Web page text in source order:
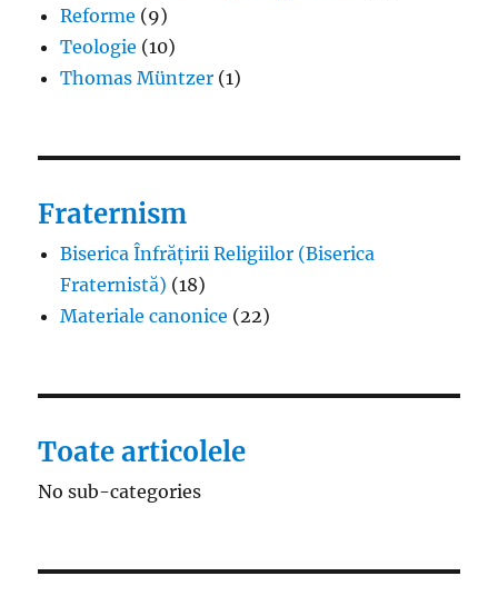
Reforme (9)
Teologie (10)
Thomas Müntzer (1)
Fraternism
Biserica Înfrățirii Religiilor (Biserica
Fraternistă) (18)
Materiale canonice (22)
Toate articolele
No sub-categories